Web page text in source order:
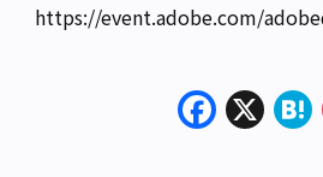
https://event.adobe.com/
X